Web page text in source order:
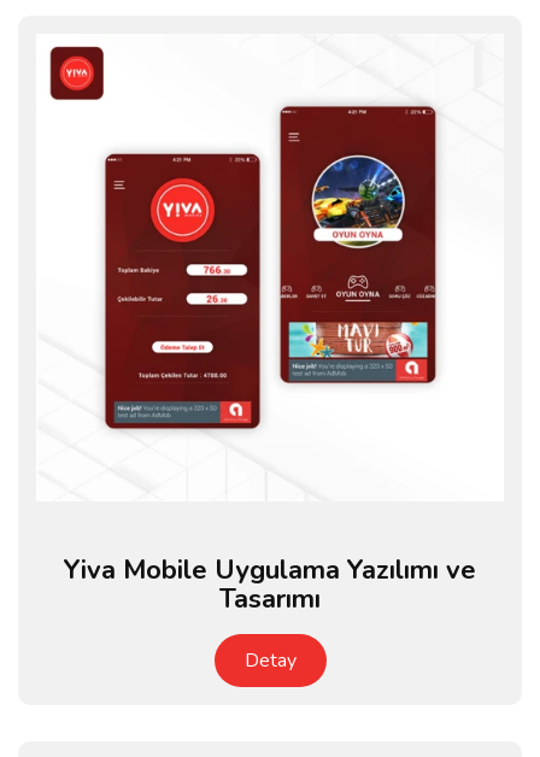
Yiva Mobile Uygulama Yazılımı ve
Tasarımı
Detay